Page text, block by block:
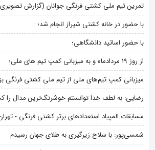
تمرین تیم ملی کشتی فرنگی جوانان (گزارش
با حضور در خانه کشتی شیراز انجام شد؛
با حضور اساتید دانشگاهی؛
از روز 19 مردادماه و به میزبانی کمپ تیم های ملی؛
میزبانی کمپ تیم‌های ملی از تیم ملی کشتی فرنگی
رضایی: به لطف خدا توانستم خوشرنگ‌ترین مدال را
مسابقات المپیاد استعدادهای برتر کشتی فرنگی -
شمسی‌پور: با سلاح زیرگیری به طلای جهان رسیدم